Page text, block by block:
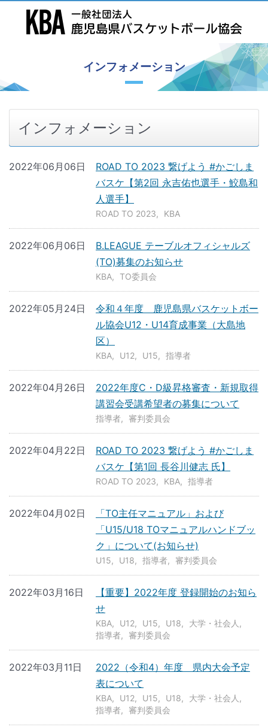
インフォメーション
インフォメーション
ROAD TO 2023 繋げよう #かごしま
バスケ【第2回 永吉佑也選手・鮫島和
人選手】
2022年06月06日
ROAD TO 2023 KBA
B.LEAGUE テーブルオフィシャルズ
(TO)募集のお知らせ
2022年06月06日
KBA TO委員会
令和４年度 鹿児島県バスケットボー
ル協会U12・U14育成事業（大島地
区）
2022年05月24日
KBA U12 U15 指導者
2022年度C・D級昇格審査・新規取得
講習会受講希望者の募集について
2022年04月26日
指導者 審判委員会
ROAD TO 2023 繋げよう #かごしま
バスケ【第1回 長谷川健志 氏】
2022年04月22日
ROAD TO 2023 KBA 指導者
「TO主任マニュアル」および
「U15/U18 TOマニュアルハンドブッ
ク」について(お知らせ)
2022年04月02日
U15 U18 指導者 審判委員会
【重要】2022年度 登録開始のお知ら
せ
2022年03月16日
KBA U12 U15 U18
大学・社会人
指導者
審判委員会
2022（令和4）年度 県内大会予定
表について
2022年03月11日
KBA U12 U15 U18
大学・社会人
指導者
審判委員会